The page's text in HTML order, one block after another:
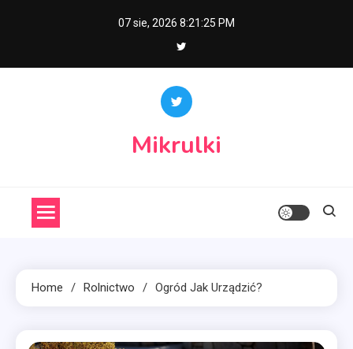
07 sie, 2026 8:21:26 PM
Mikrulki
Home Rolnictwo Ogród Jak Urządzić?